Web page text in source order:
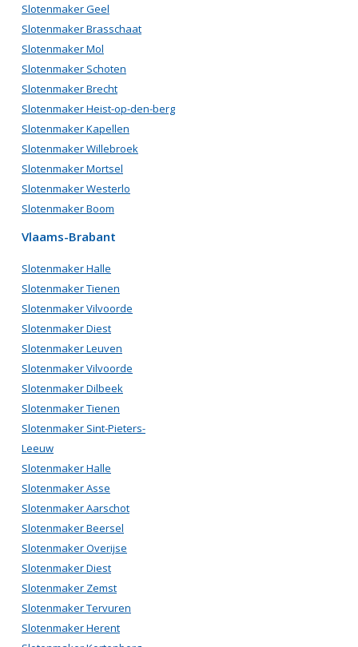
Slotenmaker Geel
Slotenmaker Brasschaat
Slotenmaker Mol
Slotenmaker Schoten
Slotenmaker Brecht
Slotenmaker Heist-op-den-berg
Slotenmaker Kapellen
Slotenmaker Willebroek
Slotenmaker Mortsel
Slotenmaker Westerlo
Slotenmaker Boom
Vlaams-Brabant
Slotenmaker Halle
Slotenmaker Tienen
Slotenmaker Vilvoorde
Slotenmaker Diest
Slotenmaker Leuven
Slotenmaker Vilvoorde
Slotenmaker Dilbeek
Slotenmaker Tienen
Slotenmaker Sint-Pieters-
Leeuw
Slotenmaker Halle
Slotenmaker Asse
Slotenmaker Aarschot
Slotenmaker Beersel
Slotenmaker Overijse
Slotenmaker Diest
Slotenmaker Zemst
Slotenmaker Tervuren
Slotenmaker Herent